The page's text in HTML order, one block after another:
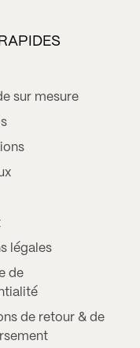
sur mesure
légales
de
de retour & de